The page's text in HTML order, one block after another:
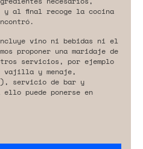
y al final recoge la cocina
vino ni bebidas ni el
proponer una maridaje de
servicios, por ejemplo
vajilla y menaje,
servicio de bar y
puede ponerse en